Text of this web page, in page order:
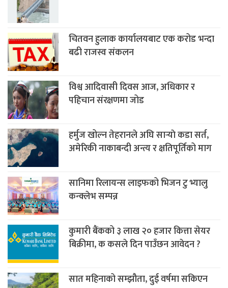
चितवन हुलाक कार्यालयबाट एक करोड भन्दा
बढी राजस्व संकलन
विश्व आदिवासी दिवस आज, अधिकार र
पहिचान संरक्षणमा जोड
हर्मुज खोल्न तेहरानले अघि सार्‍याे कडा सर्त,
अमेरिकी नाकाबन्दी अन्त्य र क्षतिपूर्तिको माग
सानिमा रिलायन्स लाइफको भिजन टु भ्यालु
कन्क्लेभ सम्पन्न
कुमारी बैंकको ३ लाख २० हजार कित्ता सेयर
बिक्रीमा, क कसले दिन पाउँछन आवेदन ?
सात महिनाको सम्झौता, दुई वर्षमा सकिएन